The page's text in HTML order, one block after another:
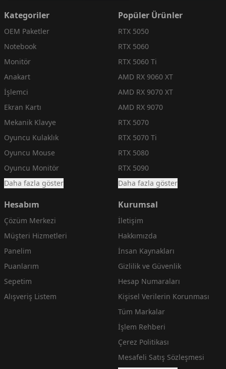
Kategoriler
OEM Paketler
Notebook
Monitör
Anakart
İşlemci
Ekran Kartı
Mekanik Klavye
Oyuncu Kulaklık
Oyuncu Mouse
Oyuncu Monitör
Daha fazla göster
Popüler Ürünler
RTX 5050
RTX 5060
RTX 5060 Ti
AMD RX 9060 XT
AMD RX 9070 XT
AMD RX 9070
RTX 5070
RTX 5070 Ti
RTX 5080
RTX 5090
Daha fazla göster
Hesabım
Çözüm Merkezi
Müşteri Hizmetleri
Panelim
Puanlarım
Sepetim
Alışveriş Listem
Kurumsal
İletişim
Hakkımızda
İnsan Kaynakları
Gizlilik ve Güvenlik
Hesap Numaraları
Kişisel Verilerin Korunması
Tüm Markalar
İşlem Rehberi
Çerez Politikası
Mesafeli Satış Sözleşmesi